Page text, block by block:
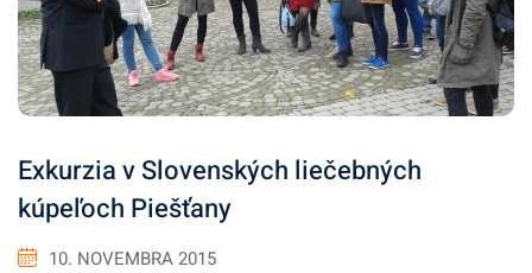
Exkurzia v Slovenských liečebných
kúpeľoch Piešťany
10. NOVEMBRA 2015